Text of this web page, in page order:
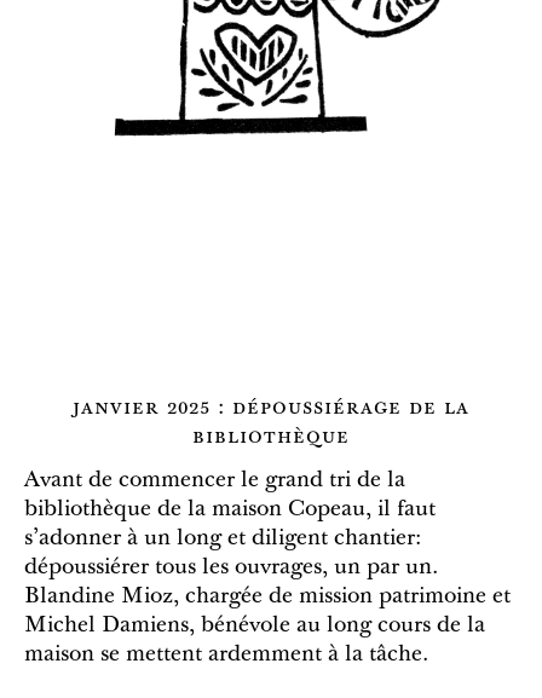
janvier 2025 : dépoussiérage de la
bibliothèque
Avant de commencer le grand tri de la
bibliothèque de la maison Copeau, il faut
s'adonner à un long et diligent chantier:
dépoussiérer tous les ouvrages, un par un.
Blandine Mioz, chargée de mission patrimoine et
Michel Damiens, bénévole au long cours de la
maison se mettent ardemment à la tâche.